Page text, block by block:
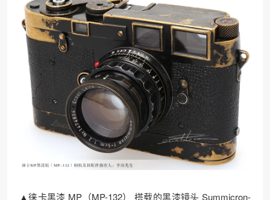
▲徕卡黑漆 MP（MP-132） 搭载的黑漆镜头 Summicron-